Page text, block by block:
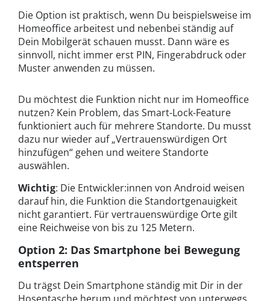
Die Option ist praktisch, wenn Du beispielsweise im
Homeoffice arbeitest und nebenbei ständig auf
Dein Mobilgerät schauen musst. Dann wäre es
sinnvoll, nicht immer erst PIN, Fingerabdruck oder
Muster anwenden zu müssen.
Du möchtest die Funktion nicht nur im Homeoffice
nutzen? Kein Problem, das Smart-Lock-Feature
funktioniert auch für mehrere Standorte. Du musst
dazu nur wieder auf „Vertrauenswürdigen Ort
hinzufügen“ gehen und weitere Standorte
auswählen.
Wichtig: Die Entwickler:innen von Android weisen
darauf hin, die Funktion die Standortgenauigkeit
nicht garantiert. Für vertrauenswürdige Orte gilt
eine Reichweise von bis zu 125 Metern.
Option 2: Das Smartphone bei Bewegung
entsperren
Du trägst Dein Smartphone ständig mit Dir in der